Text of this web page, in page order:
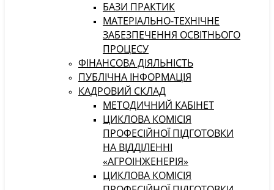
БАЗИ ПРАКТИК
МАТЕРІАЛЬНО-ТЕХНІЧНЕ
ЗАБЕЗПЕЧЕННЯ ОСВІТНЬОГО
ПРОЦЕСУ
ФІНАНСОВА ДІЯЛЬНІСТЬ
ПУБЛІЧНА ІНФОРМАЦІЯ
КАДРОВИЙ СКЛАД
МЕТОДИЧНИЙ КАБІНЕТ
ЦИКЛОВА КОМІСІЯ
ПРОФЕСІЙНОЇ ПІДГОТОВКИ
НА ВІДДІЛЕННІ
«АГРОІНЖЕНЕРІЯ»
ЦИКЛОВА КОМІСІЯ